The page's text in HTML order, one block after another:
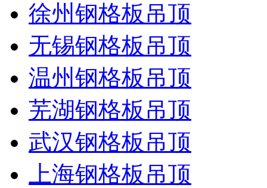
徐州钢格板吊顶
无锡钢格板吊顶
温州钢格板吊顶
芜湖钢格板吊顶
武汉钢格板吊顶
上海钢格板吊顶